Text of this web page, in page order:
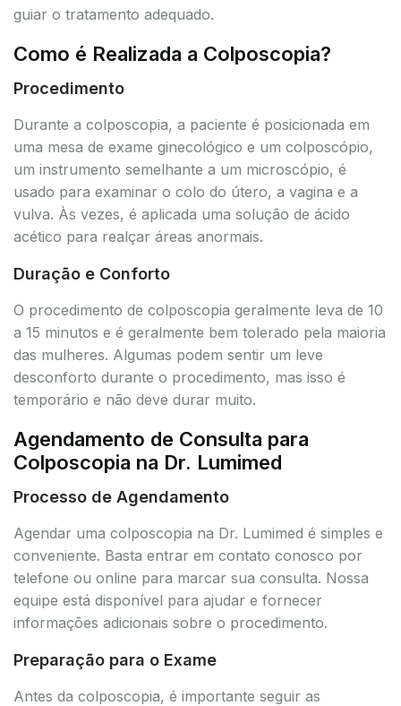
guiar o tratamento adequado.
Como é Realizada a Colposcopia?
Procedimento
Durante a colposcopia, a paciente é posicionada em
uma mesa de exame ginecológico e um colposcópio,
um instrumento semelhante a um microscópio, é
usado para examinar o colo do útero, a vagina e a
vulva. Às vezes, é aplicada uma solução de ácido
acético para realçar áreas anormais.
Duração e Conforto
O procedimento de colposcopia geralmente leva de 10
a 15 minutos e é geralmente bem tolerado pela maioria
das mulheres. Algumas podem sentir um leve
desconforto durante o procedimento, mas isso é
temporário e não deve durar muito.
Agendamento de Consulta para
Colposcopia na Dr. Lumimed
Processo de Agendamento
Agendar uma colposcopia na Dr. Lumimed é simples e
conveniente. Basta entrar em contato conosco por
telefone ou online para marcar sua consulta. Nossa
equipe está disponível para ajudar e fornecer
informações adicionais sobre o procedimento.
Preparação para o Exame
Antes da colposcopia, é importante seguir as